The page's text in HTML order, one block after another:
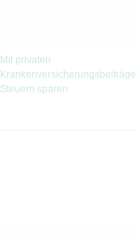
Mit privaten
Steuern sparen